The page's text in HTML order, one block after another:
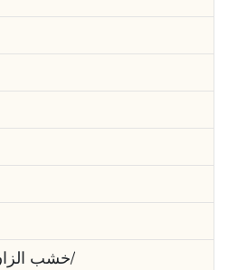
خشب الزان الأوروبي/ الطبقة الأولى من جلد البقر الإيطالي عالي الجودة/ ورق الذهب/ لوحة بيانو ثلاثية الأبعاد/